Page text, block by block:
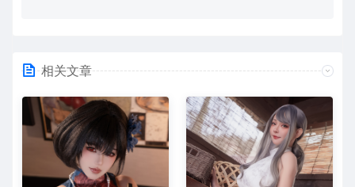
相关文章